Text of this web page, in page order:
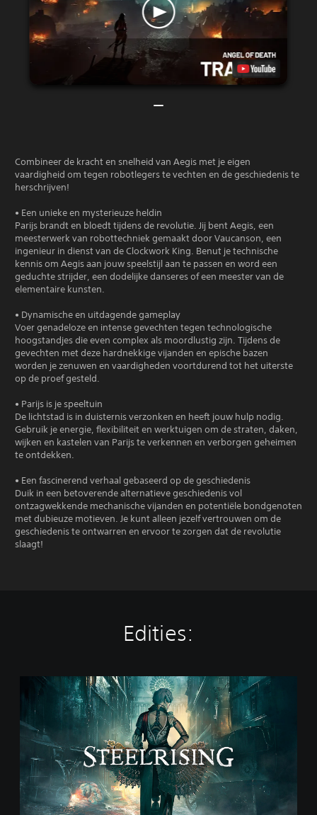
Combineer de kracht en snelheid van Aegis met je eigen
vaardigheid om tegen robotlegers te vechten en de geschiedenis te
herschrijven!
• Een unieke en mysterieuze heldin
Parijs brandt en bloedt tijdens de revolutie. Jij bent Aegis, een
meesterwerk van robottechniek gemaakt door Vaucanson, een
ingenieur in dienst van de Clockwork King. Benut je technische
kennis om Aegis aan jouw speelstijl aan te passen en word een
geduchte strijder, een dodelijke danseres of een meester van de
elementaire kunsten.
• Dynamische en uitdagende gameplay
Voer genadeloze en intense gevechten tegen technologische
hoogstandjes die even complex als moordlustig zijn. Tijdens de
gevechten met deze hardnekkige vijanden en epische bazen
worden je zenuwen en vaardigheden voortdurend tot het uiterste
op de proef gesteld.
• Parijs is je speeltuin
De lichtstad is in duisternis verzonken en heeft jouw hulp nodig.
Gebruik je energie, flexibiliteit en werktuigen om de straten, daken,
wijken en kastelen van Parijs te verkennen en verborgen geheimen
te ontdekken.
• Een fascinerend verhaal gebaseerd op de geschiedenis
Duik in een betoverende alternatieve geschiedenis vol
ontzagwekkende mechanische vijanden en potentiële bondgenoten
met dubieuze motieven. Je kunt alleen jezelf vertrouwen om de
geschiedenis te ontwarren en ervoor te zorgen dat de revolutie
slaagt!
Edities:
n
E
d